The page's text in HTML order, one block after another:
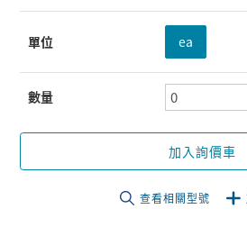
單位 ea
數量
加入詢價車
查看相關型號